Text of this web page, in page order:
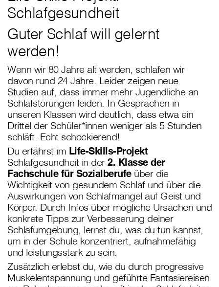
Schlafgesundheit
Guter Schlaf will gelernt
werden!
Wenn wir 80 Jahre alt werden, schlafen wir
davon rund 24 Jahre. Leider zeigen neue
Studien auf, dass immer mehr Jugendliche an
Schlafstörungen leiden. In Gesprächen in
unseren Klassen wird deutlich, dass etwa ein
Drittel der Schüler*innen weniger als 5 Stunden
schläft. Echt schockierend!
Du erfährst im Life-Skills-Projekt
Schlafgesundheit in der 2. Klasse der
Fachschule für Sozialberufeüber die
Wichtigkeit von gesundem Schlaf und über die
Auswirkungen von Schlafmangel auf Geist und
Körper. Durch Infos über mögliche Ursachen und
konkrete Tipps zur Verbesserung deiner
Schlafumgebung, lernst du, was du tun kannst,
um in der Schule konzentriert, aufnahmefähig
und leistungsstark zu sein.
Zusätzlich erlebst du, wie du durch progressive
Muskelentspannung und geführte Fantasiereisen